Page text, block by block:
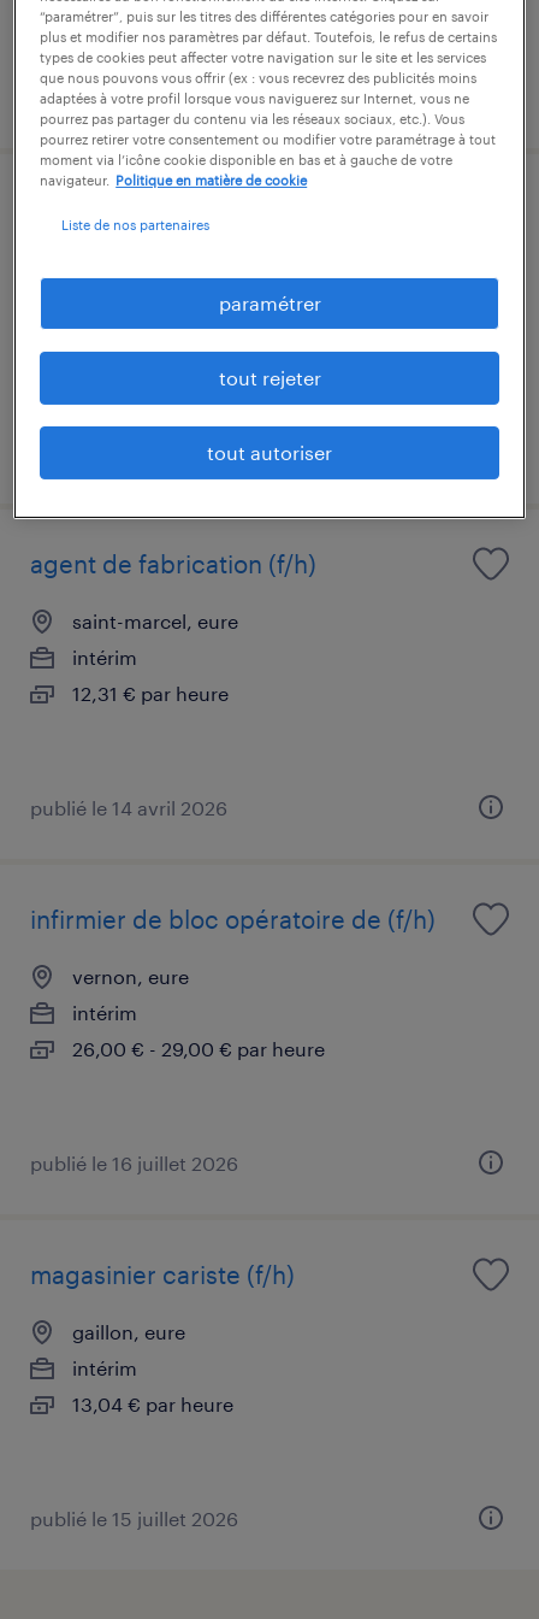
publié le 27 juillet 2026
publié le 14 avril 2026
agent de fabrication (f/h)
saint-marcel, eure
intérim
12,31 € par heure
publié le 14 avril 2026
infirmier de bloc opératoire de (f/h)
vernon, eure
intérim
26,00 € - 29,00 € par heure
publié le 16 juillet 2026
magasinier cariste (f/h)
gaillon, eure
intérim
13,04 € par heure
publié le 15 juillet 2026
“paramétrer”, puis sur les titres des différentes catégories pour en savoir
plus et modifier nos paramètres par défaut. Toutefois, le refus de certains
types de cookies peut affecter votre navigation sur le site et les services
que nous pouvons vous offrir (ex : vous recevrez des publicités moins
adaptées à votre profil lorsque vous naviguerez sur Internet, vous ne
pourrez pas partager du contenu via les réseaux sociaux, etc.). Vous
pourrez retirer votre consentement ou modifier votre paramétrage à tout
moment via l’icône cookie disponible en bas et à gauche de votre
navigateur.
Politique en matière de cookie
Liste de nos partenaires
paramétrer
tout rejeter
tout autoriser